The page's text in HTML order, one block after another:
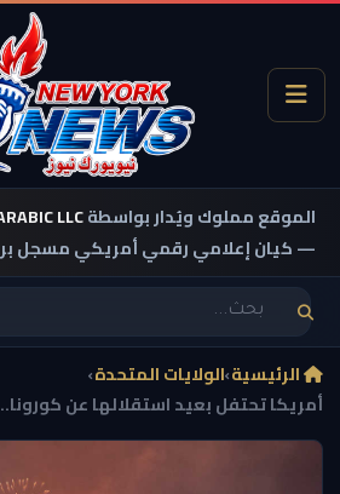
الموقع مملوك ويُدار بواسطةLLC
— كيان إعلامي رقمي أمريكي مسجل
الرئيسية›الولايات المتحدة›
أمريكا تحتفل بعيد استقلالها عن